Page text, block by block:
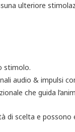
ulteriore
stimolo.
audio & impulsi
che guida
di scelta e possono